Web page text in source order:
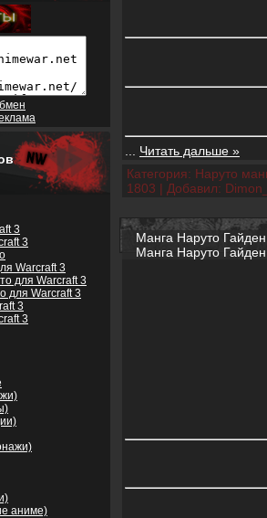
3
3
Warcraft 3
для Warcraft 3
для Warcraft 3
3
3
аниме)
Читать дальше »
Категория: Наруто
1803 | Добавил:
Манга Наруто
Манга Наруто